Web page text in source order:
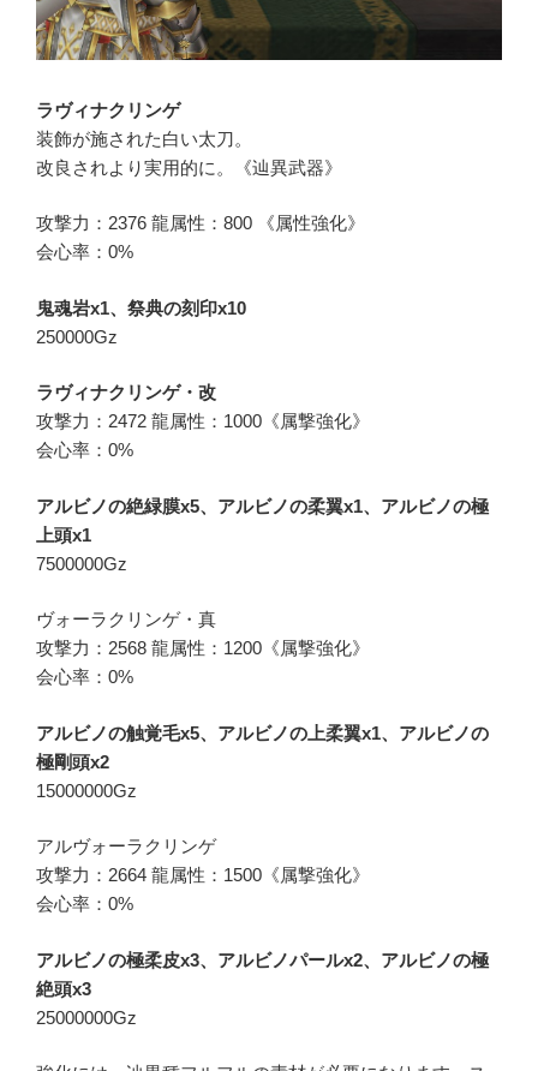
ラヴィナクリンゲ
装飾が施された白い太刀。
改良されより実用的に。《辿異武器》
攻撃力：2376 龍属性：800 《属性強化》
会心率：0%
鬼魂岩x1、祭典の刻印x10
250000Gz
ラヴィナクリンゲ・改
攻撃力：2472 龍属性：1000《属撃強化》
会心率：0%
アルビノの絶緑膜x5、アルビノの柔翼x1、アルビノの極
上頭x1
7500000Gz
ヴォーラクリンゲ・真
攻撃力：2568 龍属性：1200《属撃強化》
会心率：0%
アルビノの触覚毛x5、アルビノの上柔翼x1、アルビノの
極剛頭x2
15000000Gz
アルヴォーラクリンゲ
攻撃力：2664 龍属性：1500《属撃強化》
会心率：0%
アルビノの極柔皮x3、アルビノパールx2、アルビノの極
絶頭x3
25000000Gz